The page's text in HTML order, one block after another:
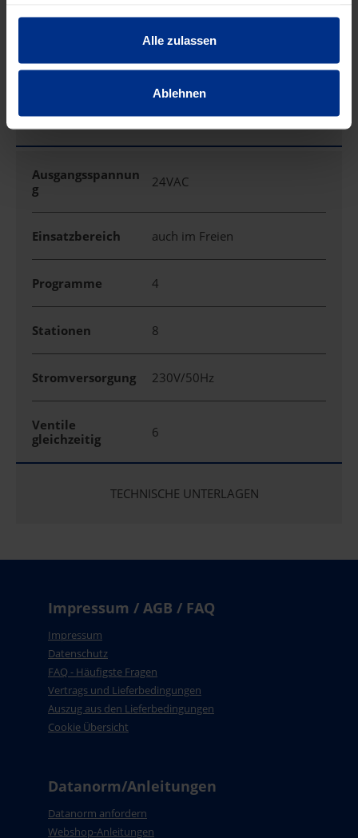
gesammelt haben.
Alle zulassen
Ablehnen
Drahtanschluss
ESLX 12 Sek
EIGENSCHAFTEN
Ausgangsspannun
g
24VAC
Einsatzbereich auch im Freien
Programme 4
Stationen 8
Stromversorgung 230V/50Hz
Ventile
gleichzeitig
6
TECHNISCHE UNTERLAGEN
Impressum / AGB / FAQ
Impressum
Datenschutz
FAQ - Häufigste Fragen
Vertrags und Lieferbedingungen
Auszug aus den Lieferbedingungen
Cookie Übersicht
Datanorm/Anleitungen
Datanorm anfordern
Webshop-Anleitungen